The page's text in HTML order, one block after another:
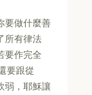
要做什麼善
所有律法
要作完全
要跟從
弱，耶穌讓